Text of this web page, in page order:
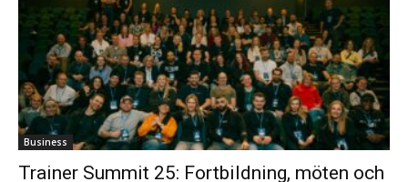
Business
Trainer Summit 25: Fortbildning, möten och